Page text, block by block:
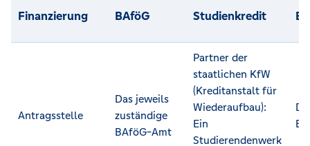
Finanzierung BAföG Studienkredit
Antragsstelle
Das jeweils
zuständige
BAföG-Amt
Partner der
staatlichen KfW
(Kreditanstalt für
Wiederaufbau):
Ein
Studierendenwerk